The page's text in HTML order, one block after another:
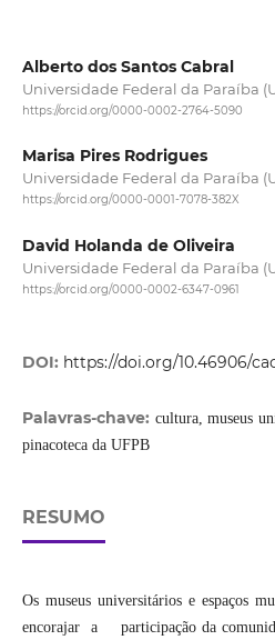
Alberto dos Santos Cabral
Universidade Federal da Paraíba
https://orcid.org/0000-0002-2764-5090
Marisa Pires Rodrigues
Universidade Federal da Paraíba
https://orcid.org/0000-0001-7078-382X
David Holanda de Oliveira
Universidade Federal da Paraíba
https://orcid.org/0000-0002-6347-0961
DOI: https://doi.org/10.46906/
Palavras-chave: cultura, museus
pinacoteca da UFPB
RESUMO
Os museus universitários e espaços
encorajar a participação da